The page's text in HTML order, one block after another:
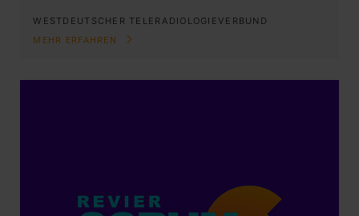
WESTDEUTSCHER TELERADIOLOGIEVERBUND
MEHR ERFAHREN